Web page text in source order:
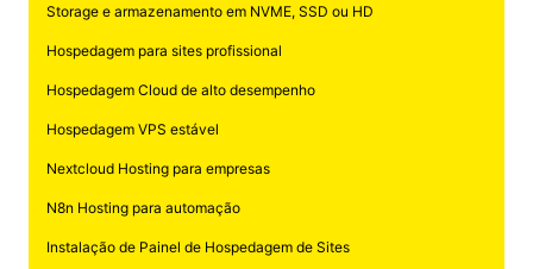
Storage e armazenamento em NVME, SSD ou HD
Hospedagem para sites profissional
Hospedagem Cloud de alto desempenho
Hospedagem VPS estável
Nextcloud Hosting para empresas
N8n Hosting para automação
Instalação de Painel de Hospedagem de Sites